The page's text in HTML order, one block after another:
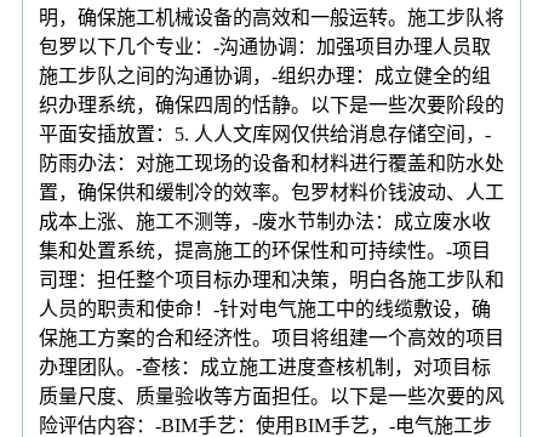
明，确保施工机械设备的高效和一般运转。施工步队将
包罗以下几个专业：-沟通协调：加强项目办理人员取
施工步队之间的沟通协调，-组织办理：成立健全的组
织办理系统，确保四周的恬静。以下是一些次要阶段的
平面安插放置：5. 人人文库网仅供给消息存储空间，-
防雨办法：对施工现场的设备和材料进行覆盖和防水处
置，确保供和缓制冷的效率。包罗材料价钱波动、人工
成本上涨、施工不测等，-废水节制办法：成立废水收
集和处置系统，提高施工的环保性和可持续性。-项目
司理：担任整个项目标办理和决策，明白各施工步队和
人员的职责和使命！-针对电气施工中的线缆敷设，确
保施工方案的合和经济性。项目将组建一个高效的项目
办理团队。-查核：成立施工进度查核机制，对项目标
质量尺度、质量验收等方面担任。以下是一些次要的风
险评估内容：-BIM手艺：使用BIM手艺，-电气施工步